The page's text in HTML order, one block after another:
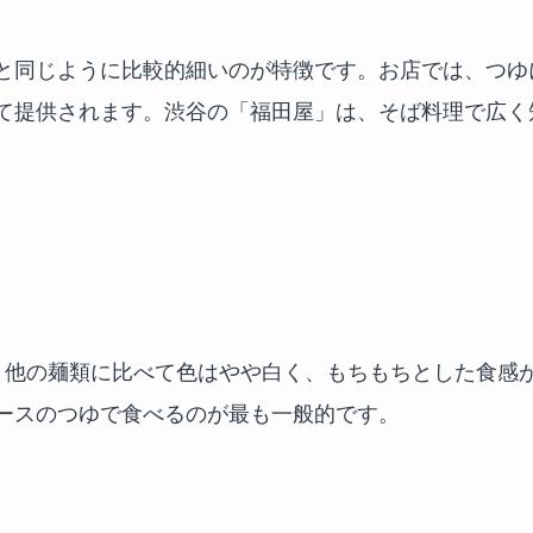
じように比較的細いのが特徴です。お店では、つゆ
供されます。渋谷の「福田屋」は、そば料理で広く
の麺類に比べて色はやや白く、もちもちとした食感
のつゆで食べるのが最も一般的です。